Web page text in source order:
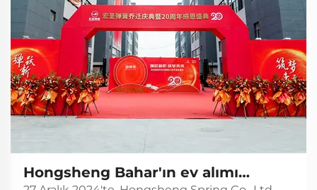
Hongsheng Bahar'ın ev alımı